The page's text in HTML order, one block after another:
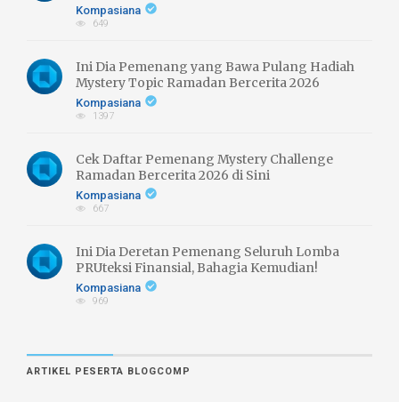
Kompasiana
649
Ini Dia Pemenang yang Bawa Pulang Hadiah
Mystery Topic Ramadan Bercerita 2026
Kompasiana
1397
Cek Daftar Pemenang Mystery Challenge
Ramadan Bercerita 2026 di Sini
Kompasiana
667
Ini Dia Deretan Pemenang Seluruh Lomba
PRUteksi Finansial, Bahagia Kemudian!
Kompasiana
969
ARTIKEL PESERTA BLOGCOMP